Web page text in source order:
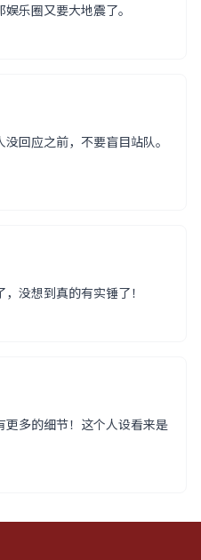
乐圈又要大地震了。
回应之前，不要盲目站队。
没想到真的有实锤了！
多的细节！这个人设看来是